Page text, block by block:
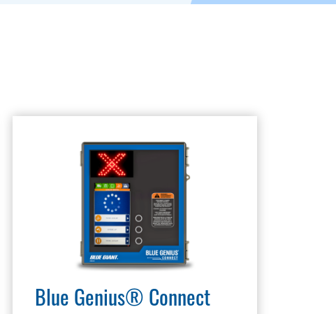
Blue Genius® Connect